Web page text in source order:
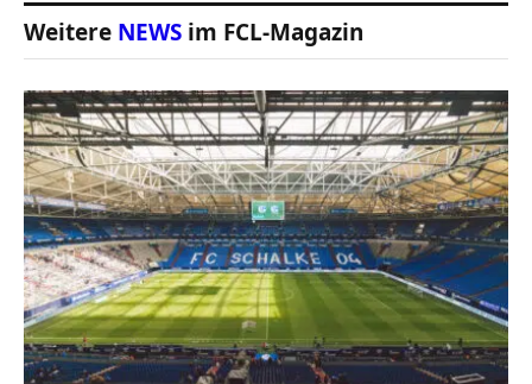
Weitere NEWS im FCL-Magazin